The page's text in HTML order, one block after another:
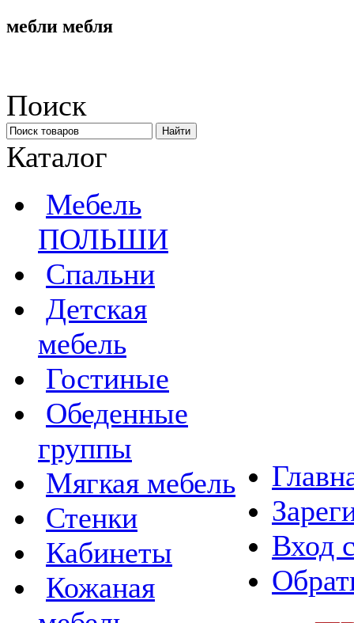
мебли мебля
Поиск
Каталог
Мебель
ПОЛЬШИ
Спальни
Детская
мебель
Гостиные
Обеденные
группы
Мягкая мебель
Стенки
Кабинеты
Кожаная
Вход